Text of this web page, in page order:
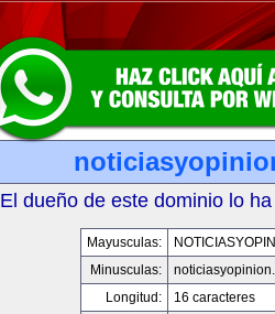
El dueño de este dominio lo
Mayusculas:
Minusculas:
Longitud:
16 caracteres